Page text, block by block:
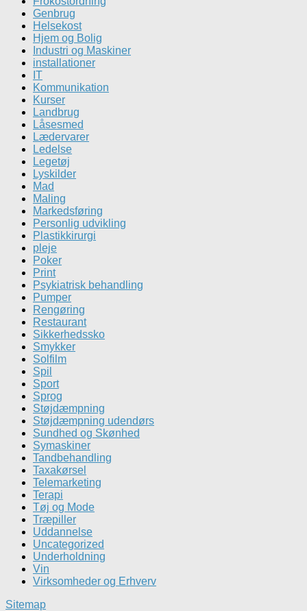
Genbrug
Helsekost
Hjem og Bolig
Industri og Maskiner
installationer
IT
Kommunikation
Kurser
Landbrug
Låsesmed
Lædervarer
Ledelse
Legetøj
Lyskilder
Mad
Maling
Markedsføring
Personlig udvikling
Plastikkirurgi
pleje
Poker
Print
Psykiatrisk behandling
Pumper
Rengøring
Restaurant
Sikkerhedssko
Smykker
Solfilm
Spil
Sport
Sprog
Støjdæmpning
Støjdæmpning udendørs
Sundhed og Skønhed
Symaskiner
Tandbehandling
Taxakørsel
Telemarketing
Terapi
Tøj og Mode
Træpiller
Uddannelse
Uncategorized
Underholdning
Vin
Virksomheder og Erhverv
Sitemap